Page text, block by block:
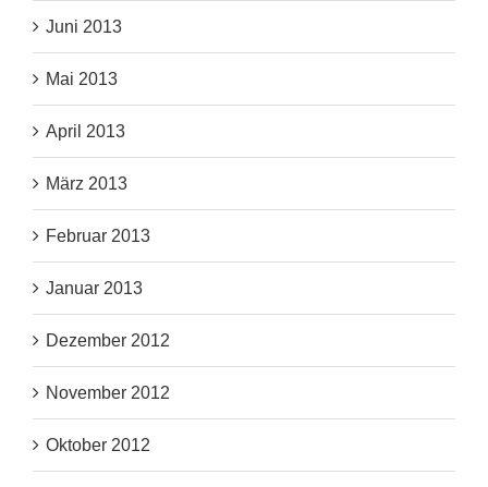
Juni 2013
Mai 2013
April 2013
März 2013
Februar 2013
Januar 2013
Dezember 2012
November 2012
Oktober 2012